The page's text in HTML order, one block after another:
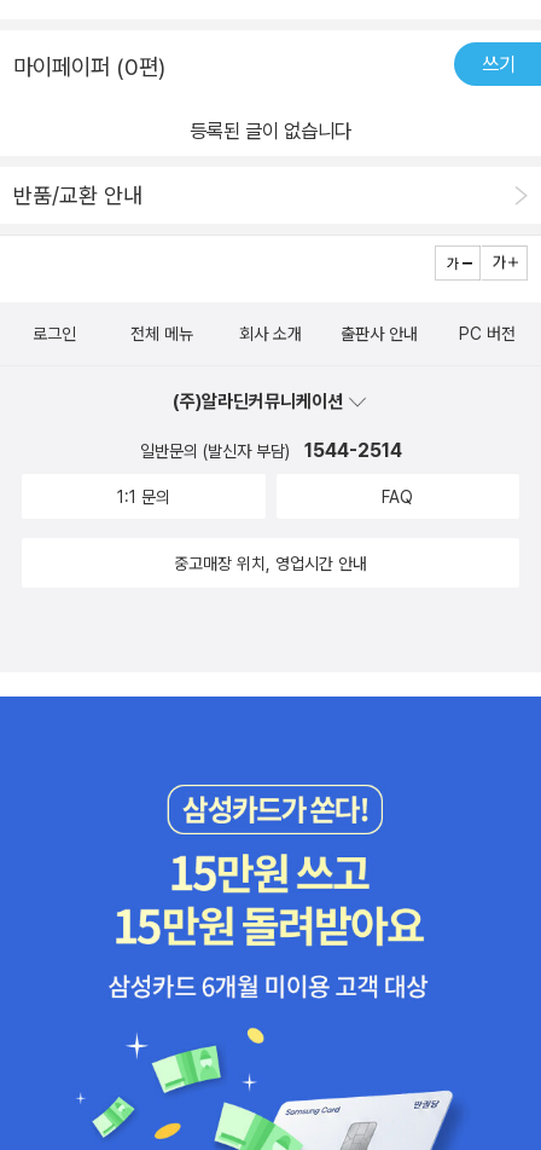
마이페이퍼 (0편) 쓰기
등록된 글이 없습니다
반품/교환 안내
로그인 전체 메뉴 회사 소개 출판사 안내 PC 버전
(주)알라딘커뮤니케이션
일반문의 (발신자 부담) 1544-2514
1:1 문의 FAQ
중고매장 위치, 영업시간 안내